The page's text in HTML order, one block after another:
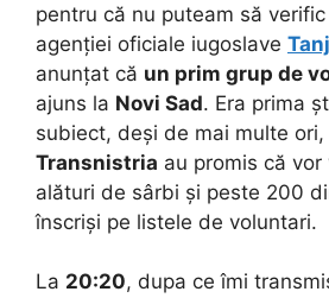
pentru că nu puteam să
agenției oficiale iugoslave
anunțat că un prim grup de
ajuns la Novi Sad. Era prima
subiect, deși de mai multe ori,
Transnistria au promis că
alături de sârbi și peste 200
înscriși pe listele de voluntari.
La 20:20, dupa ce îmi